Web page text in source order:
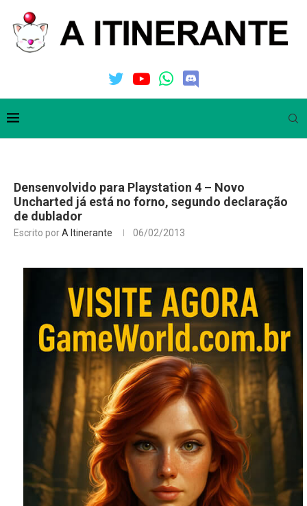
Densenvolvido para Playstation 4 – Novo
Uncharted já está no forno, segundo declaração
de dublador
Escrito porA Itinerante 06/02/2013